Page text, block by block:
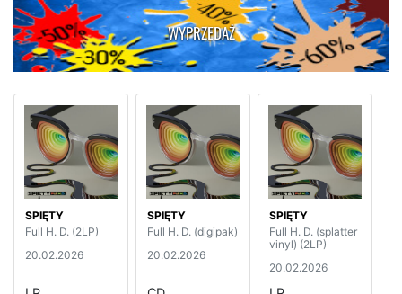
WYPRZEDAŻ
SPIĘTY
Full H. D. (2LP)
20.02.2026
SPIĘTY
Full H. D. (digipak)
20.02.2026
SPIĘTY
Full H. D. (splatter
vinyl) (2LP)
20.02.2026